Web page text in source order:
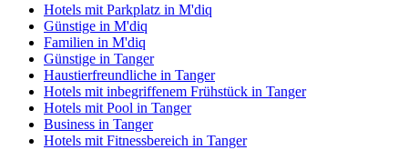
Hotels mit Parkplatz in M'diq
Günstige in M'diq
Familien in M'diq
Günstige in Tanger
Haustierfreundliche in Tanger
Hotels mit inbegriffenem Frühstück in Tanger
Hotels mit Pool in Tanger
Business in Tanger
Hotels mit Fitnessbereich in Tanger